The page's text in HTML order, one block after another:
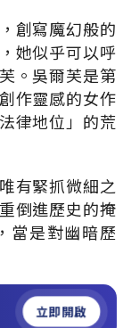
創寫魔幻般的
她似乎可以呼
。吳爾芙是第
作靈感的女作
律地位」的荒
有緊抓微細之
倒進歷史的掩
當是對幽暗歷
立即開啟